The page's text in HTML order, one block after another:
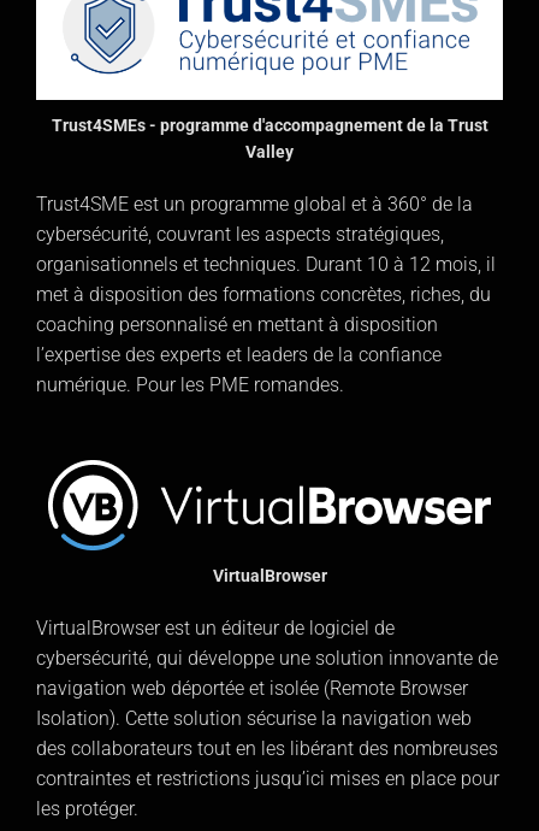
Trust4SMEs - programme d'accompagnement de la Trust
Valley
Trust4SME est un programme global et à 360° de la
cybersécurité, couvrant les aspects stratégiques,
organisationnels et techniques. Durant 10 à 12 mois, il
met à disposition des formations concrètes, riches, du
coaching personnalisé en mettant à disposition
l’expertise des experts et leaders de la confiance
numérique. Pour les PME romandes.
VirtualBrowser
VirtualBrowser est un éditeur de logiciel de
cybersécurité, qui développe une solution innovante de
navigation web déportée et isolée (Remote Browser
Isolation). Cette solution sécurise la navigation web
des collaborateurs tout en les libérant des nombreuses
contraintes et restrictions jusqu’ici mises en place pour
les protéger.